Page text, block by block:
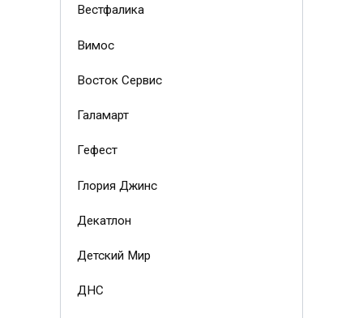
Вестфалика
Вимос
Восток Сервис
Галамарт
Гефест
Глория Джинс
Декатлон
Детский Мир
ДНС